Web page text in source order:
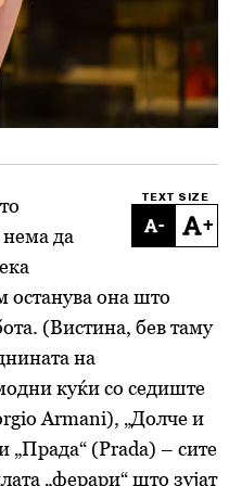
TEXT SIZE
- +
да
останува она што
(Вистина, бев таму
на
куќи со седиште
Armani), „Долче и
„Прада“ (Prada) – сите
„ферари“ што зујат